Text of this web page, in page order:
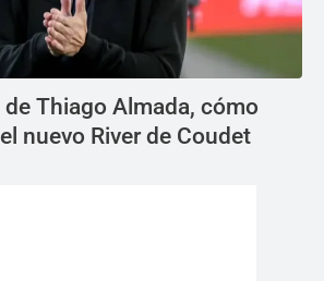
de Thiago Almada, cómo
nuevo River de Coudet